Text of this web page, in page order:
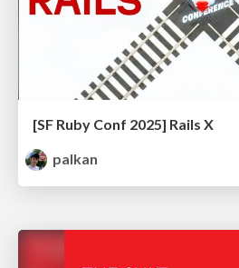
[SF Ruby Conf 2025] Rails X
palkan